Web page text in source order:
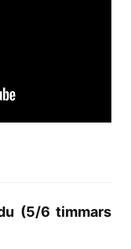
(5/6 timmars